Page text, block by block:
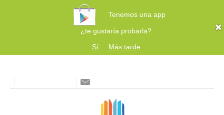
Tenemos una app
¿te gustaría probarla?
Sí
Más tarde